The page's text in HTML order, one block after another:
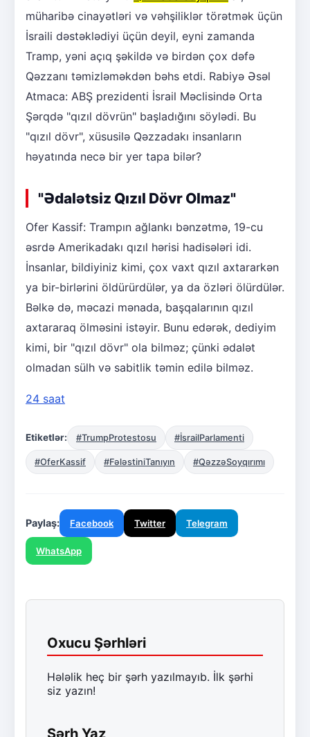
müharibə cinayətləri və vəhşiliklər törətmək üçün
İsraili dəstəklədiyi üçün deyil, eyni zamanda
Tramp, yəni açıq şəkildə və birdən çox dəfə
Qəzzanı təmizləməkdən bəhs etdi. Rabiyə Əsəl
Atmaca: ABŞ prezidenti İsrail Məclisində Orta
Şərqdə "qızıl dövrün" başladığını söylədi. Bu
"qızıl dövr", xüsusilə Qəzzadakı insanların
həyatında necə bir yer tapa bilər?
"Ədalətsiz Qızıl Dövr Olmaz"
Ofer Kassif: Trampın ağlankı bənzətmə, 19-cu
əsrdə Amerikadakı qızıl hərisi hadisələri idi.
İnsanlar, bildiyiniz kimi, çox vaxt qızıl axtararkən
ya bir-birlərini öldürürdülər, ya da özləri ölürdülər.
Bəlkə də, məcazi mənada, başqalarının qızıl
axtararaq ölməsini istəyir. Bunu edərək, dediyim
kimi, bir "qızıl dövr" ola bilməz; çünki ədalət
olmadan sülh və sabitlik təmin edilə bilməz.
24 saat
Etiketlər: #TrumpProtestosu #İsrailParlamenti
#OferKassif #FələstiniTanıyın #QəzzəSoyqırımı
Paylaş: Facebook Twitter Telegram
WhatsApp
Oxucu Şərhləri
Hələlik heç bir şərh yazılmayıb. İlk şərhi
siz yazın!
Şərh Yaz